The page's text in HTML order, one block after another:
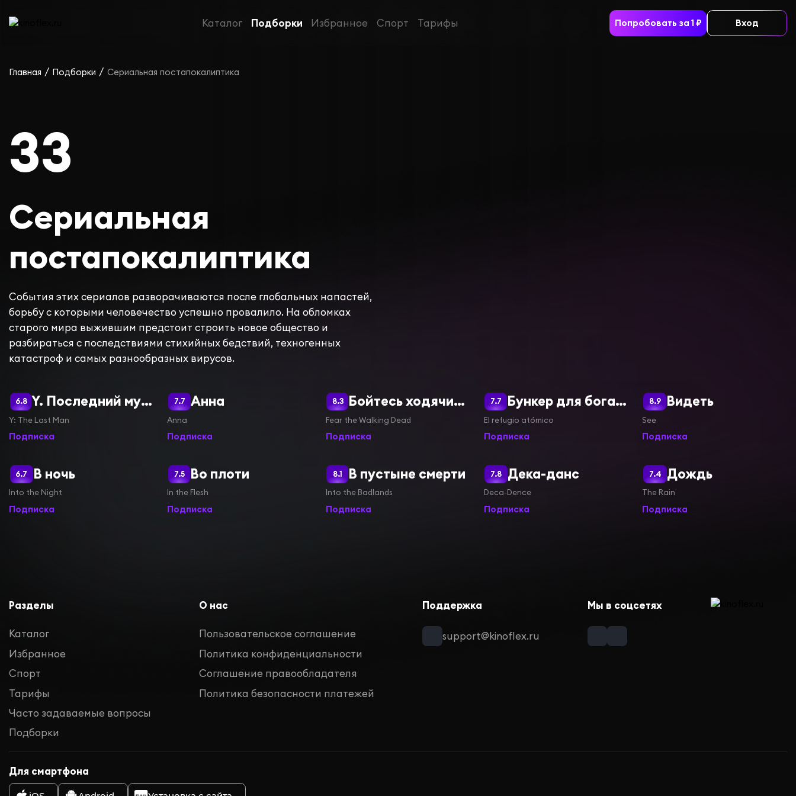
Каталог Подборки Избранное Спорт Тарифы Попробовать за 1 ₽ Вход
Главная / Подборки / Сериальная постапокалиптика
33
Сериальная
постапокалиптика
События этих сериалов разворачиваются после глобальных напастей,
борьбу с которыми человечество успешно провалило. На обломках
старого мира выжившим предстоит строить новое общество и
разбираться с последствиями стихийных бедствий, техногенных
катастроф и самых разнообразных вирусов.
6.8 Y. Последний мужчина
Y: The Last Man
Подписка
7.7 Анна
Anna
Подписка
8.3 Бойтесь ходячих мертвецов
Fear the Walking Dead
Подписка
7.7 Бункер для богачей
El refugio atómico
Подписка
8.9 Видеть
See
Подписка
6.7 В ночь
Into the Night
Подписка
7.5 Во плоти
In the Flesh
Подписка
8.1 В пустыне смерти
Into the Badlands
Подписка
7.8 Дека-данс
Deca-Dence
Подписка
7.4 Дождь
The Rain
Подписка
Разделы
Каталог
Избранное
Спорт
Тарифы
Часто задаваемые вопросы
Подборки
О нас
Пользовательское соглашение
Политика конфиденциальности
Соглашение правообладателя
Политика безопасности платежей
Поддержка
support@kinoflex.ru
Мы в соцсетях
Для смартфона